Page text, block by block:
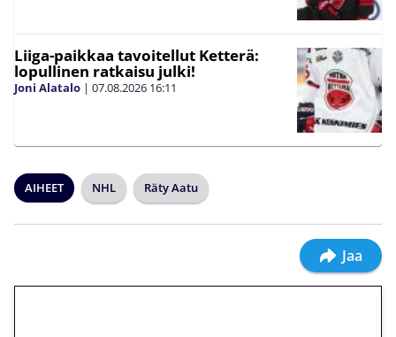
Liiga-paikkaa tavoitellut Ketterä:
lopullinen ratkaisu julki!
Joni Alatalo | 07.08.2026 16:11
AIHEET NHL Räty Aatu
Jaa